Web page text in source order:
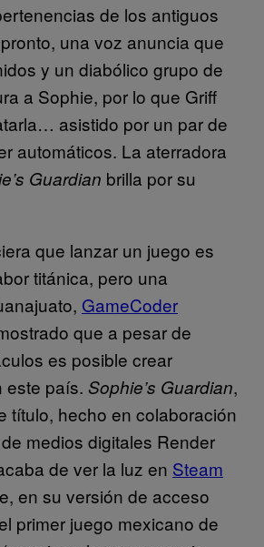
de los antiguos
una voz anuncia que
y un diabólico grupo de
a Sophie, por lo que Griff
asistido por un par de
automáticos. La aterradora
Guardian brilla por su
que lanzar un juego es
titánica, pero una
GameCoder
que a pesar de
es posible crear
este país. Sophie’s Guardian,
título, hecho en colaboración
medios digitales Render
de ver la luz en Steam
en su versión de acceso
primer juego mexicano de